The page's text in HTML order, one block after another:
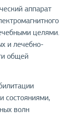
аппарат
целями.
и лечебно-
общей
состояниями,
волн